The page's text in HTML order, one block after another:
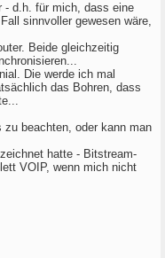
- d.h. für mich, dass eine
sinnvoller gewesen wäre,
Beide gleichzeitig
Die werde ich mal
das Bohren, dass
beachten, oder kann man
hatte - Bitstream-
VOIP, wenn mich nicht